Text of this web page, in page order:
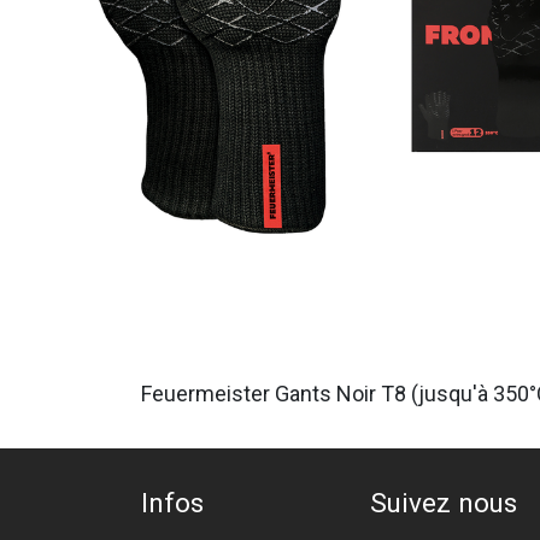
Feuermeister Gants Noir T8 (jusqu'à
Infos Suivez nous